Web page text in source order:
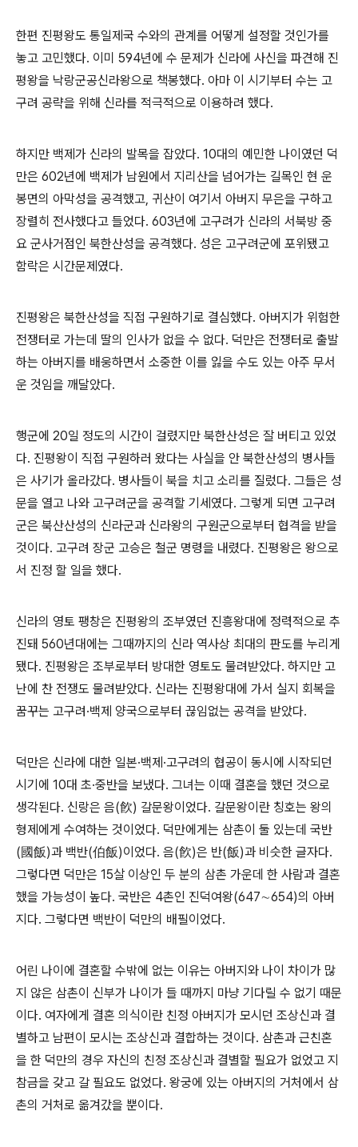
한편 진평왕도 통일제국 수와의 관계를 어떻게 설정할 것인가를
놓고 고민했다. 이미 594년에 수 문제가 신라에 사신을 파견해 진
평왕을 낙랑군공신라왕으로 책봉했다. 아마 이 시기부터 수는 고
구려 공략을 위해 신라를 적극적으로 이용하려 했다.
하지만 백제가 신라의 발목을 잡았다. 10대의 예민한 나이였던 덕
만은 602년에 백제가 남원에서 지리산을 넘어가는 길목인 현 운
봉면의 아막성을 공격했고, 귀산이 여기서 아버지 무은을 구하고
장렬히 전사했다고 들었다. 603년에 고구려가 신라의 서북방 중
요 군사거점인 북한산성을 공격했다. 성은 고구려군에 포위됐고
함락은 시간문제였다.
진평왕은 북한산성을 직접 구원하기로 결심했다. 아버지가 위험한
전쟁터로 가는데 딸의 인사가 없을 수 없다. 덕만은 전쟁터로 출발
하는 아버지를 배웅하면서 소중한 이를 잃을 수도 있는 아주 무서
운 것임을 깨달았다.
행군에 20일 정도의 시간이 걸렸지만 북한산성은 잘 버티고 있었
다. 진평왕이 직접 구원하러 왔다는 사실을 안 북한산성의 병사들
은 사기가 올라갔다. 병사들이 북을 치고 소리를 질렀다. 그들은 성
문을 열고 나와 고구려군을 공격할 기세였다. 그렇게 되면 고구려
군은 북산산성의 신라군과 신라왕의 구원군으로부터 협격을 받을
것이다. 고구려 장군 고승은 철군 명령을 내렸다. 진평왕은 왕으로
서 진정 할 일을 했다.
신라의 영토 팽창은 진평왕의 조부였던 진흥왕대에 정력적으로 추
진돼 560년대에는 그때까지의 신라 역사상 최대의 판도를 누리게
됐다. 진평왕은 조부로부터 방대한 영토도 물려받았다. 하지만 고
난에 찬 전쟁도 물려받았다. 신라는 진평왕대에 가서 실지 회복을
꿈꾸는 고구려·백제 양국으로부터 끊임없는 공격을 받았다.
덕만은 신라에 대한 일본·백제·고구려의 협공이 동시에 시작되던
시기에 10대 초·중반을 보냈다. 그녀는 이때 결혼을 했던 것으로
생각된다. 신랑은 음(飮) 갈문왕이었다. 갈문왕이란 칭호는 왕의
형제에게 수여하는 것이었다. 덕만에게는 삼촌이 둘 있는데 국반
(國飯)과 백반(伯飯)이었다. 음(飮)은 반(飯)과 비슷한 글자다.
그렇다면 덕만은 15살 이상인 두 분의 삼촌 가운데 한 사람과 결혼
했을 가능성이 높다. 국반은 4촌인 진덕여왕(647∼654)의 아버
지다. 그렇다면 백반이 덕만의 배필이었다.
어린 나이에 결혼할 수밖에 없는 이유는 아버지와 나이 차이가 많
지 않은 삼촌이 신부가 나이가 들 때까지 마냥 기다릴 수 없기 때문
이다. 여자에게 결혼 의식이란 친정 아버지가 모시던 조상신과 결
별하고 남편이 모시는 조상신과 결합하는 것이다. 삼촌과 근친혼
을 한 덕만의 경우 자신의 친정 조상신과 결별할 필요가 없었고 지
참금을 갖고 갈 필요도 없었다. 왕궁에 있는 아버지의 거처에서 삼
촌의 거처로 옮겨갔을 뿐이다.